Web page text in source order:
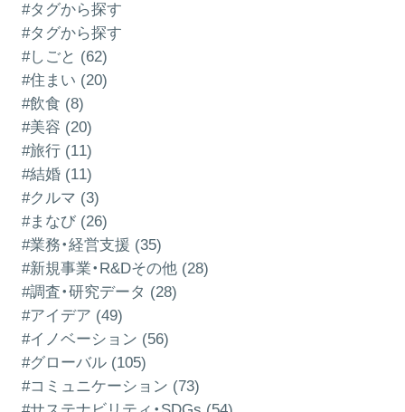
#タグから探す
#タグから探す
#しごと (62)
#住まい (20)
#飲食 (8)
#美容 (20)
#旅行 (11)
#結婚 (11)
#クルマ (3)
#まなび (26)
#業務・経営支援 (35)
#新規事業・R&Dその他 (28)
#調査・研究データ (28)
#アイデア (49)
#イノベーション (56)
#グローバル (105)
#コミュニケーション (73)